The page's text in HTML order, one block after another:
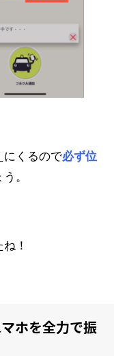
にくるので必ず位
。
！
ホを全力で振